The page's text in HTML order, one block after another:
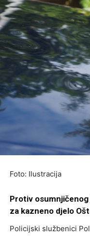
Foto: Ilustracija
Protiv
za kazneno djelo
Policijski službenici